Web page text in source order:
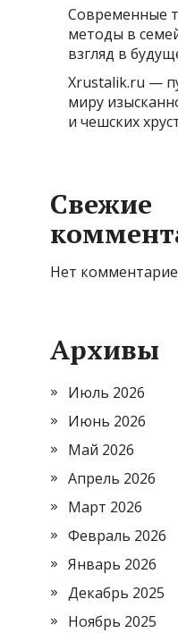
Современные
методы в
взгляд в
Xrustalik.ru —
миру
и чешских
Свежие
Нет
Архивы
Июль 2026
Июнь 2026
Май 2026
Апрель 2026
Март 2026
Февраль 2026
Январь 2026
Декабрь 2025
Ноябрь 2025